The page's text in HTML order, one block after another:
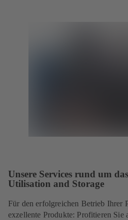
Unsere Services rund um
Utilisation and Storage
Für den erfolgreichen Betrieb Ihrer
exzellente Produkte: Profitieren Sie